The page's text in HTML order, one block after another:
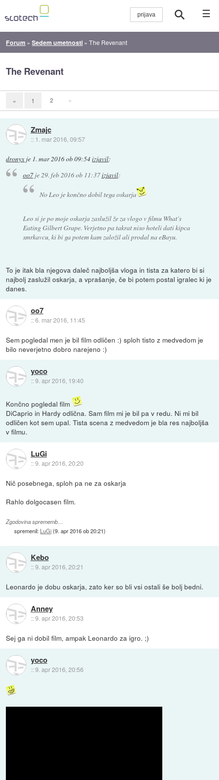
☰
Forum »Sedem umetnosti »The Revenant
The Revenant
« 1 2 »
Zmajc
:: 1. mar 2016, 09:57
dronyx je 1. mar 2016 ob 09:54izjavil:
oo7je29. feb 2016 ob 11:37izjavil:
No Leo je končno dobil tega oskarja
Leo si je po moje oskarja zaslužil že za vlogo v filmu What's
Eating Gilbert Grape. Verjetno pa takrat niso hoteli dati kipca
smrkavcu, ki bi ga potem kam založil ali prodal na eBayu.
To je itak bla njegova daleč najboljša vloga in tista za katero bi si
najbolj zaslužil oskarja, a vprašanje, če bi potem postal igralec ki je
danes.
oo7
::6. mar 2016, 11:45
Sem pogledal men je bil film odličen :) sploh tisto z medvedom je
bilo neverjetno dobro narejeno :)
yoco
::9. apr 2016, 19:40
Končno pogledal film
DiCaprio in Hardy odlična. Sam film mi je bil pa v redu. Ni mi bil
odličen kot sem upal. Tista scena z medvedom je bla res najboljša
v filmu.
LuGi
::9. apr 2016, 20:20
Nič posebnega, sploh pa ne za oskarja
Rahlo dolgocasen film.
Zgodovina sprememb…
spremenil: LuGi(9. apr 2016 ob 20:21)
Kebo
::9. apr 2016, 20:21
Leonardo je dobu oskarja, zato ker so bli vsi ostali še bolj bedni.
Anney
::9. apr 2016, 20:53
Sej ga ni dobil film, ampak Leonardo za igro. ;)
yoco
::9. apr 2016, 20:56